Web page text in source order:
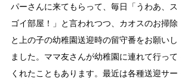
パーさんに来てもらって、毎日「うわあ、ス
ゴイ部屋！」と言われつつ、カオスのお掃除
と上の子の幼稚園送迎時の留守番をお願いし
ました。ママ友さんが幼稚園に連れて行って
くれたこともあります。最近は各種送迎サー